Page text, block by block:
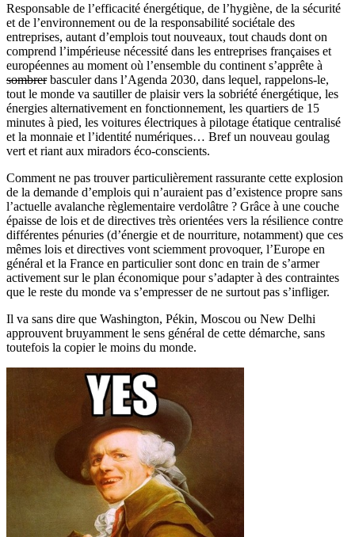
Responsable de l’efficacité énergétique, de l’hygiène, de la sécurité
et de l’environnement ou de la responsabilité sociétale des
entreprises, autant d’emplois tout nouveaux, tout chauds dont on
comprend l’impérieuse nécessité dans les entreprises françaises et
européennes au moment où l’ensemble du continent s’apprête à
sombrerbasculer dans l’Agenda 2030, dans lequel, rappelons-le,
tout le monde va sautiller de plaisir vers la sobriété énergétique, les
énergies alternativement en fonctionnement, les quartiers de 15
minutes à pied, les voitures électriques à pilotage étatique centralisé
et la monnaie et l’identité numériques… Bref un nouveau goulag
vert et riant aux miradors éco-conscients.
Comment ne pas trouver particulièrement rassurante cette explosion
de la demande d’emplois qui n’auraient pas d’existence propre sans
l’actuelle avalanche règlementaire verdolâtre ? Grâce à une couche
épaisse de lois et de directives très orientées vers la résilience contre
différentes pénuries (d’énergie et de nourriture, notamment) que ces
mêmes lois et directives vont sciemment provoquer, l’Europe en
général et la France en particulier sont donc en train de s’armer
activement sur le plan économique pour s’adapter à des contraintes
que le reste du monde va s’empresser de ne surtout pas s’infliger.
Il va sans dire que Washington, Pékin, Moscou ou New Delhi
approuvent bruyamment le sens général de cette démarche, sans
toutefois la copier le moins du monde.